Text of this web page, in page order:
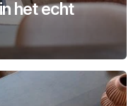
het echt